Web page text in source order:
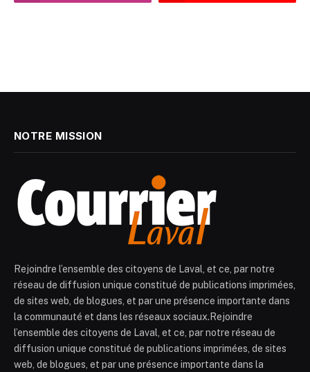
NOTRE MISSION
Rejoindre l’ensemble des citoyens de Laval, et ce, par notre
réseau de diffusion unique constitué de publications imprimées,
de sites web, de blogues, et par une présence importante dans
la communauté et dans les réseaux sociaux.Rejoindre
l’ensemble des citoyens de Laval, et ce, par notre réseau de
diffusion unique constitué de publications imprimées, de sites
web, de blogues, et par une présence importante dans la